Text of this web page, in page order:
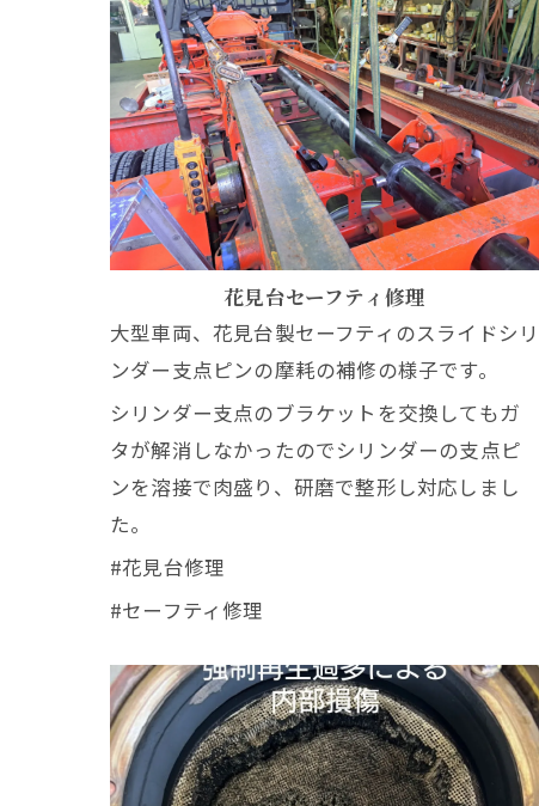
花見台セーフティ修理
大型車両、花見台製セーフティのスライドシリ
ンダー支点ピンの摩耗の補修の様子です。
シリンダー支点のブラケットを交換してもガ
タが解消しなかったのでシリンダーの支点ピ
ンを溶接で肉盛り、研磨で整形し対応しまし
た。
#花見台修理
#セーフティ修理